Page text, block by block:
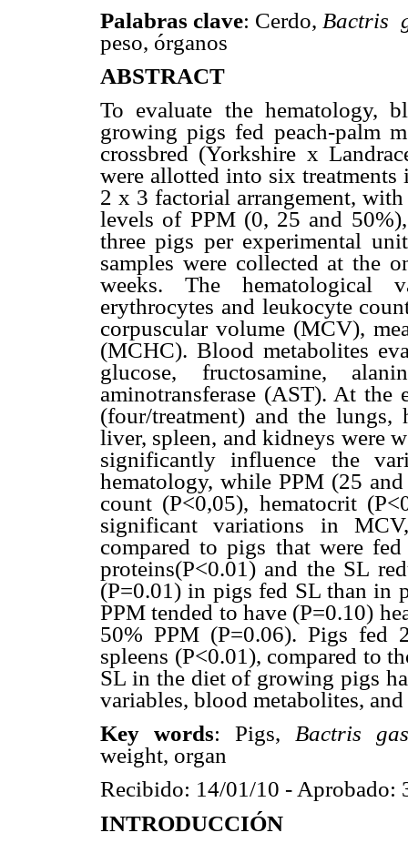
Palabras clave: Cerdo, Bactris
peso, órganos
ABSTRACT
To evaluate the hematology,
growing pigs fed peach-palm
crossbred (Yorkshire x
were allotted into six
2 x 3 factorial arrangement,
levels of PPM (0, 25 and
three pigs per experimental
samples were collected at the
weeks. The hematological
erythrocytes and leukocyte
corpuscular volume (MCV),
(MCHC). Blood metabolites
glucose, fructosamine,
aminotransferase (AST). At
(four/treatment) and the lungs,
liver, spleen, and kidneys were
significantly influence the
hematology, while PPM (25
count (P<0,05), hematocrit
significant variations in
compared to pigs that were
proteins(P<0.01) and the SL
(P=0.01) in pigs fed SL than in
PPM tended to have (P=0.10)
50% PPM (P=0.06). Pigs fed
spleens (P<0.01), compared to
SL in the diet of growing pigs
variables, blood metabolites,
Key words: Pigs, Bactris
weight, organ
Recibido: 14/01/10 - Aprobado:
INTRODUCCIÓN